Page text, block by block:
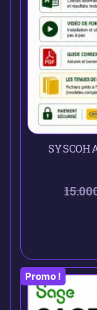
Promo !